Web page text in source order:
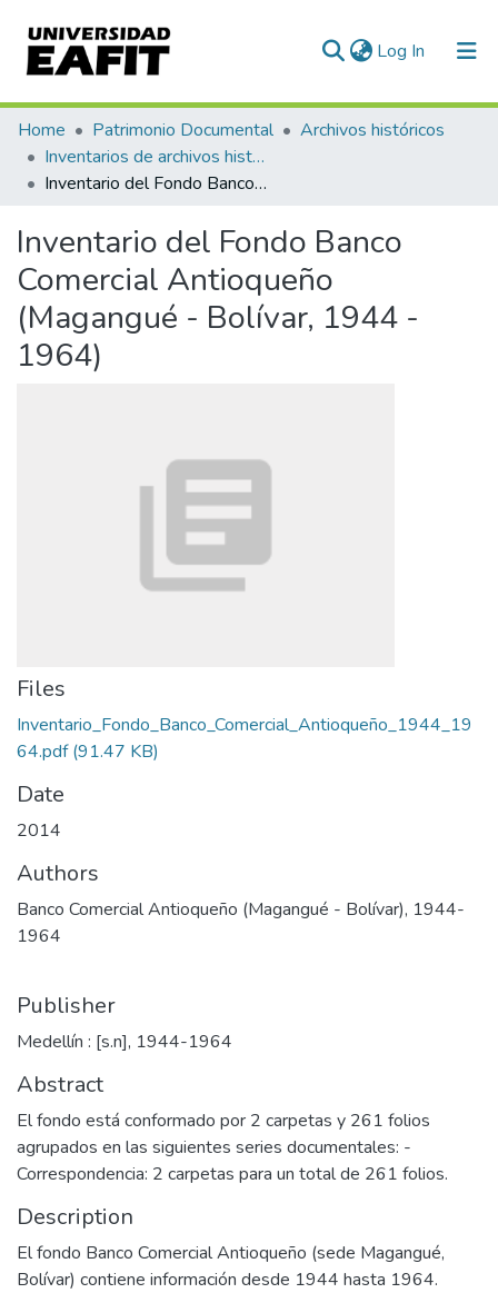
Log In (current)
Communities & Collections
All of DSpace
Home Patrimonio Documental
Archivos históricos
Inventarios de archivos históricos
Inventario del Fondo Banco Comercial Antioqueño (Magangué - Bolívar, 1944 - 1964)
Inventario del Fondo Banco
Comercial Antioqueño
(Magangué - Bolívar, 1944 -
1964)
Files
Inventario_Fondo_Banco_Comercial_Antioqueño_1944_19
64.pdf(91.47 KB)
Date
2014
Authors
Banco Comercial Antioqueño (Magangué - Bolívar), 1944-
1964
Publisher
Medellín : [s.n], 1944-1964
Abstract
El fondo está conformado por 2 carpetas y 261 folios
agrupados en las siguientes series documentales: -
Correspondencia: 2 carpetas para un total de 261 folios.
Description
El fondo Banco Comercial Antioqueño (sede Magangué,
Bolívar) contiene información desde 1944 hasta 1964.